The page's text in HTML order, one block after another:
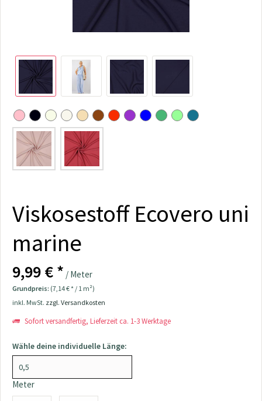
Viskosestoff Ecovero uni
marine
9,99 € * / Meter
Grundpreis: (7,14 € * / 1 m²)
inkl. MwSt. zzgl. Versandkosten
Sofort versandfertig, Lieferzeit ca. 1-3 Werktage
Wähle deine individuelle Länge:
Meter